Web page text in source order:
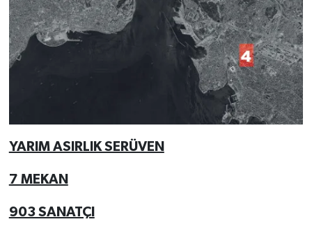
YARIM ASIRLIK SERÜVEN
7 MEKAN
903 SANATÇI